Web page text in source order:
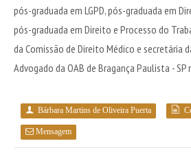
pós-graduada em LGPD, pós-graduada em
pós-graduada em Direito e Processo do
da Comissão de Direito Médico e secretária
Advogado da OAB de Bragança Paulista - SP
Bárbara Martins de Oliveira Puerta
Mensagem